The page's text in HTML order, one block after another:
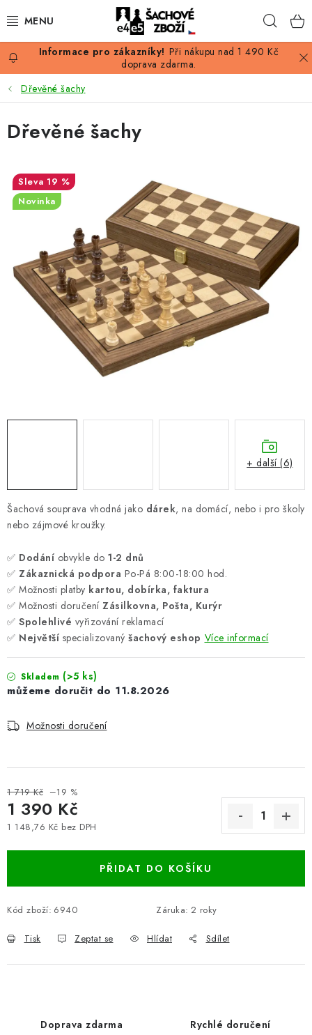
na
AKCE
ŠACHY
ŠACHOVÉ FIGURKY
ŠACHOVÉ HODINY
ŠACHOVÉ KNIHY
ŠACHOVÝ ANTIKVARIÁT
ONLINE ŠACHY
ŠACHOVÝ MERCH
VÝPRODEJ
FAQ
Při nákupu nad 1 490 Kč
doprava zdarma.
Dřevěné šachy
Šachová souprava vhodná jako dárek, na domácí, nebo i pro školy
nebo zájmové kroužky.
✅ Dodání obvykle do 1-2 dnů
✅ Zákaznická podpora Po-Pá 8:00-18:00 hod.
✅ Možnosti platby kartou, dobírka, faktura
✅ Možnosti doručení Zásilkovna, Pošta, Kurýr
✅ Spolehlivé vyřizování reklamací
✅ Největší specializovaný šachový eshop Více informací
Skladem (>5 ks)
11.8.2026
Možnosti doručení
1 719 Kč –19 %
1 390 Kč
1 148,76 Kč bez DPH
PŘIDAT DO KOŠÍKU
Kód zboží: 6940 Záruka: 2 roky
Tisk Zeptat se Hlídat Sdílet
Dřevěné šachy
19 %
Novinka
+ další (6)
Doprava zdarma Rychlé doručení